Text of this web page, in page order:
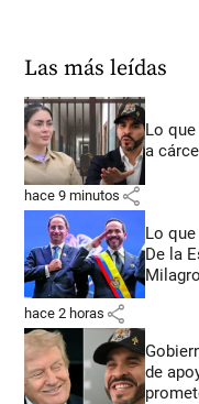
Las más leídas
Lo
a
hace 9 minutos share
Lo
De la
hace 2 horas share
de